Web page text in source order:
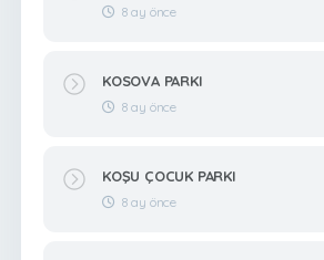
8 ay önce
KOSOVA PARKI
8 ay önce
KOŞU ÇOCUK PARKI
8 ay önce